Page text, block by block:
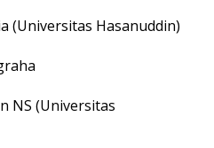
(Universitas Hasanuddin)
NS (Universitas